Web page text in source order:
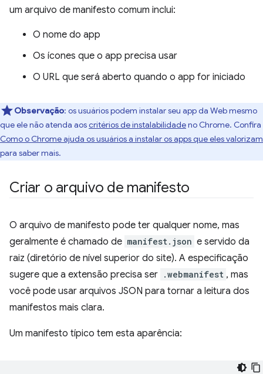
um arquivo de manifesto comum inclui:
O nome do app
Os ícones que o app precisa usar
O URL que será aberto quando o app for iniciado
Observação: os usuários podem instalar seu app da Web mesmo
que ele não atenda aoscritérios de instalabilidadeno Chrome. Confira
Como o Chrome ajuda os usuários a instalar os apps que eles valorizam
para saber mais.
Criar o arquivo de manifesto
O arquivo de manifesto pode ter qualquer nome, mas
geralmente é chamado de manifest.json e servido da
raiz (diretório de nível superior do site). A especificação
sugere que a extensão precisa ser .webmanifest , mas
você pode usar arquivos JSON para tornar a leitura dos
manifestos mais clara.
Um manifesto típico tem esta aparência: